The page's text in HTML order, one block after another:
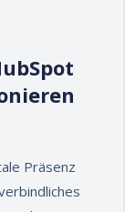
Präsenz